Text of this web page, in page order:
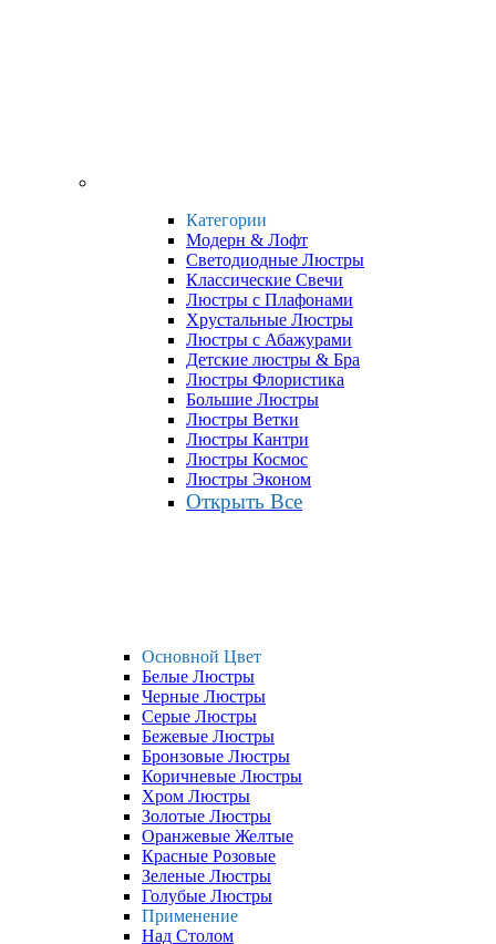
Категории
Модерн & Лофт
Светодиодные Люстры
Классические Свечи
Люстры с Плафонами
Хрустальные Люстры
Люстры с Абажурами
Детские люстры & Бра
Люстры Флористика
Большие Люстры
Люстры Ветки
Люстры Кантри
Люстры Космос
Люстры Эконом
Открыть Все
Основной Цвет
Белые Люстры
Черные Люстры
Серые Люстры
Бежевые Люстры
Бронзовые Люстры
Коричневые Люстры
Хром Люстры
Золотые Люстры
Оранжевые Желтые
Красные Розовые
Зеленые Люстры
Голубые Люстры
Применение
Над Столом